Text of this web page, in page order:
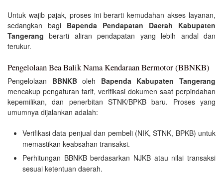
Untuk wajib pajak, proses ini berarti kemudahan akses layanan,
sedangkan bagi Bapenda Pendapatan Daerah Kabupaten
Tangerang berarti aliran pendapatan yang lebih andal dan
terukur.
Pengelolaan Bea Balik Nama Kendaraan Bermotor (BBNKB)
Pengelolaan BBNKBoleh Bapenda Kabupaten Tangerang
mencakup pengaturan tarif, verifikasi dokumen saat perpindahan
kepemilikan, dan penerbitan STNK/BPKB baru. Proses yang
umumnya dijalankan adalah:
Verifikasi data penjual dan pembeli (NIK, STNK, BPKB) untuk
memastikan keabsahan transaksi.
Perhitungan BBNKB berdasarkan NJKB atau nilai transaksi
sesuai ketentuan daerah.